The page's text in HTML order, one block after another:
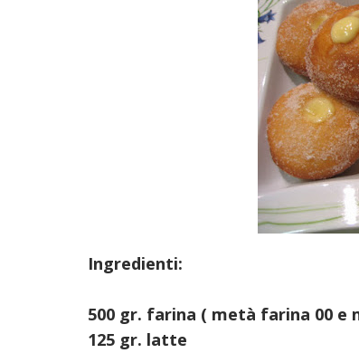
Ingredienti:
500 gr. farina ( metà farina 00 e
125 gr. latte